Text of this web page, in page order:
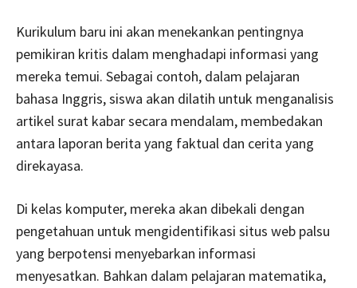
Kurikulum baru ini akan menekankan pentingnya
pemikiran kritis dalam menghadapi informasi yang
mereka temui. Sebagai contoh, dalam pelajaran
bahasa Inggris, siswa akan dilatih untuk menganalisis
artikel surat kabar secara mendalam, membedakan
antara laporan berita yang faktual dan cerita yang
direkayasa.
Di kelas komputer, mereka akan dibekali dengan
pengetahuan untuk mengidentifikasi situs web palsu
yang berpotensi menyebarkan informasi
menyesatkan. Bahkan dalam pelajaran matematika,